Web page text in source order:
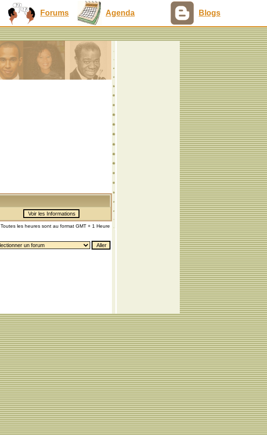
Forums Agenda Blogs
Toutes les heures sont au format GMT + 1 Heure